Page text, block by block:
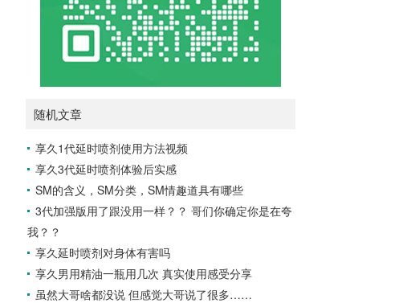
随机文章
享久1代延时喷剂使用方法视频
享久3代延时喷剂体验后实感
SM的含义，SM分类，SM情趣道具有哪些
3代加强版用了跟没用一样？？ 哥们你确定你是在夸
我？？
享久延时喷剂对身体有害吗
享久男用精油一瓶用几次 真实使用感受分享
虽然大哥啥都没说 但感觉大哥说了很多……